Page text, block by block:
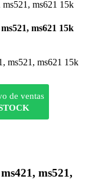
ms621 15k
ms521, ms621 15k
de ventas
ms521,